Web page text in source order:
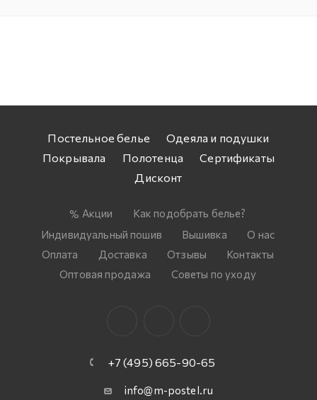
Постельное белье
Одеяла и подушки
Покрывала
Полотенца
Сертификаты
Дисконт
Акции
Как подобрать белье?
Индивидуальный пошив
Вышивка
О нас
Оплата
Доставка Отзывы
Контакты
Оптовая продажа
Советы по уходу
+7 (495) 665-90-65
info@m-postel.ru